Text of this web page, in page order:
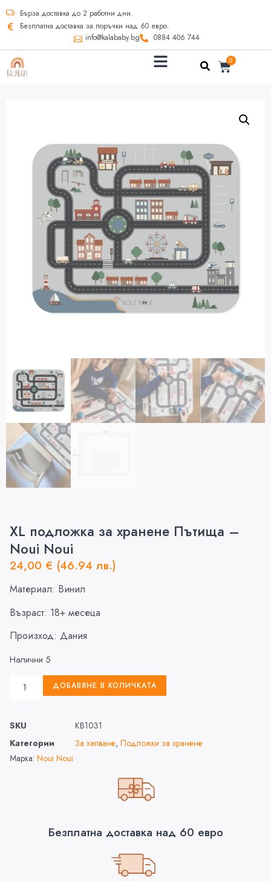
Бърза доставка до 2 работни дни.
Безплатна доставка за поръчки над 60 евро.
info@kalababy.bg
0884 406 744
0
XL подложка за хранене Пътища –
Noui Noui
24,00 € (46.94 лв.)
Материал: Винил
Възраст: 18+ месеца
Произход: Дания
Налични 5
ДОБАВЯНЕ В КОЛИЧКАТА
SKU
KB1031
Категории
За хапване, Подложки за хранене
Марка: Noui Noui
Безплатна доставка над 60 евро